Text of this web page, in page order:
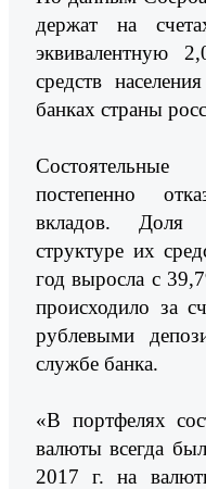
держат на
эквивалентную
средств
банках страны
постепенно
вкладов.
структуре их
год выросла с
происходило за
рублевыми
службе банка.
«В портфелях
валюты всегда
2017 г. на